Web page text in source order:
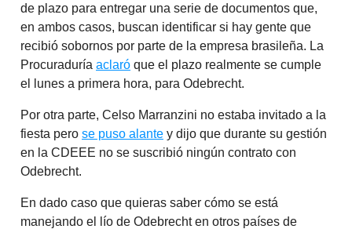
de plazo para entregar una serie de documentos que,
en ambos casos, buscan identificar si hay gente que
recibió sobornos por parte de la empresa brasileña. La
Procuraduría aclaró que el plazo realmente se cumple
el lunes a primera hora, para Odebrecht.
Por otra parte, Celso Marranzini no estaba invitado a la
fiesta pero se puso alante y dijo que durante su gestión
en la CDEEE no se suscribió ningún contrato con
Odebrecht.
En dado caso que quieras saber cómo se está
manejando el lío de Odebrecht en otros países de